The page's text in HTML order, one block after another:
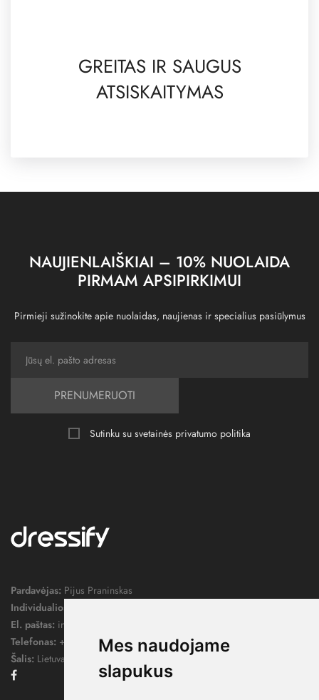
Mes naudojame
slapukus
GREITAS IR SAUGUS
ATSISKAITYMAS
NAUJIENLAIŠKIAI – 10% NUOLAIDA
PIRMAM APSIPIRKIMUI
Pirmieji sužinokite apie nuolaidas, naujienas ir specialius pasiūlymus
PRENUMERUOTI
Sutinku su svetainės privatumo politika
Pardavėjas: Pijus Praninskas
Individualios veiklos pažymos nr.:
El. paštas: info@dressify.lt
Telefonas: +370 676 78578
Šalis: Lietuva